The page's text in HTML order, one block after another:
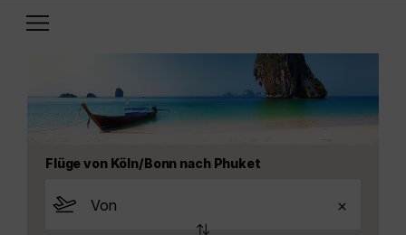
Flüge von Köln/Bonn nach Phuket